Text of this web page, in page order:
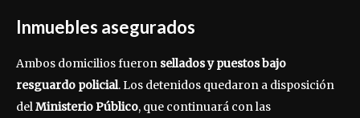
Inmuebles asegurados
Ambos domicilios fueron sellados y puestos bajo
resguardo policial. Los detenidos quedaron a disposición
delMinisterio Público, que continuará con las